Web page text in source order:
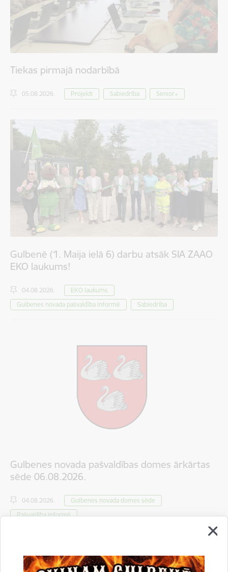
Tiekas pirmajā nodarbībā
05.08.2026. Projekti Sabiedrība Senior+
Gulbenē (1. Maija ielā 6) darbu atsāk SIA ZAAO
EKO laukums!
04.08.2026.
EKO laukums
Gulbenes novada pašvaldība informē
Sabiedrība
Gulbenes novada pašvaldības domes ārkārtas
sēde 06.08.2026.
04.08.2026.
Gulbenes novada domes sēde
Pašvaldība informē